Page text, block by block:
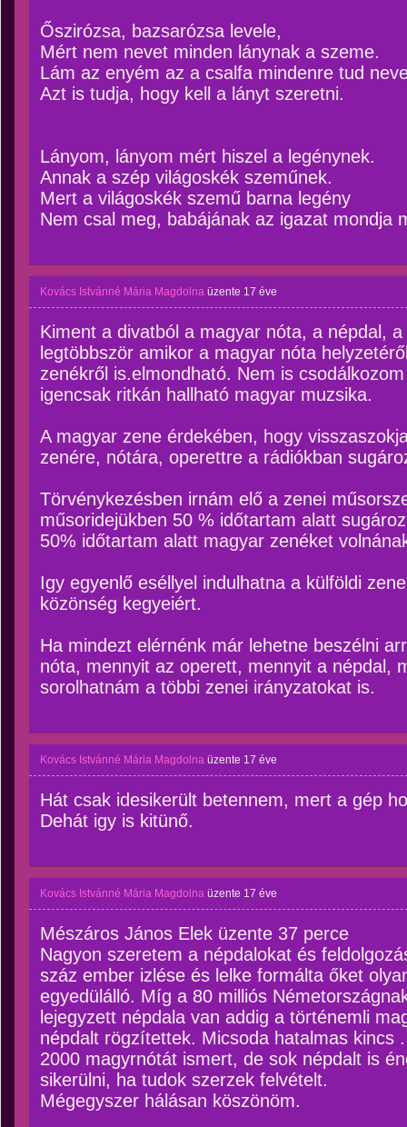
Őszirózsa, bazsarózsa levele,
Mért nem nevet minden lánynak a szeme.
Lám az enyém az a csalfa mindenre tud
Azt is tudja, hogy kell a lányt szeretni.
Lányom, lányom mért hiszel a legénynek.
Annak a szép világoskék szeműnek.
Mert a világoskék szemű barna legény
Nem csal meg, babájának az igazat mondja
Kovács Istvánné Mária Magdolna üzente 17 éve
Kiment a divatból a magyar nóta, a népdal,
legtöbbször amikor a magyar nóta
zenékről is.elmondható. Nem is
igencsak ritkán hallható magyar muzsika.
A magyar zene érdekében, hogy
zenére, nótára, operettre a rádiókban
Törvénykezésben irnám elő a zenei
műsoridejükben 50 % időtartam alatt
50% időtartam alatt magyar zenéket
Igy egyenlő eséllyel indulhatna a külföldi
közönség kegyeiért.
Ha mindezt elérnénk már lehetne beszélni
nóta, mennyit az operett, mennyit a népdal,
sorolhatnám a többi zenei irányzatokat is.
Kovács Istvánné Mária Magdolna üzente 17 éve
Hát csak idesikerült betennem, mert a gép
Dehát igy is kitünő.
Kovács Istvánné Mária Magdolna üzente 17 éve
Mészáros János Elek üzente 37 perce
Nagyon szeretem a népdalokat és
száz ember izlése és lelke formálta őket
egyedülálló. Míg a 80 milliós
lejegyzett népdala van addig a történemli
népdalt rögzítettek. Micsoda hatalmas kincs
2000 magyrnótát ismert, de sok népdalt is
sikerülni, ha tudok szerzek felvételt.
Mégegyszer hálásan köszönöm.